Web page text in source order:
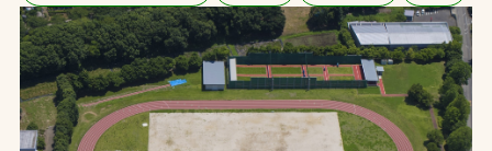
お取引先の皆様へ
プライバシーポリシー
ソーシャルメディアポリシー